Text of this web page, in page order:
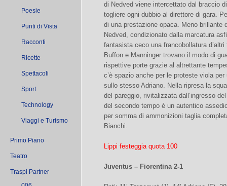
Poesie
Punti di Vista
Racconti
Ricette
Spettacoli
Sport
Technology
Viaggi e Turismo
Primo Piano
Teatro
Traspi Partner
di Nedved viene intercettato dal braccio
togliere ogni dubbio al direttore di gara.
di una prestazione opaca. Meno brillante
Nedved, condizionato dalla marcatura
fantasista ceco una francobollatura
Buffon e Manninger trovano il modo di
rispettive porte grazie al altrettante
c’è spazio anche per le proteste viola
sullo stesso Adriano. Nella ripresa la
del pareggio, rivitalizzata dall’ingresso
del secondo tempo è un autentico
per somma di ammonizioni taglia
Bianchi.
Lippi festeggia quota 100
Juventus – Fiorentina 2-1